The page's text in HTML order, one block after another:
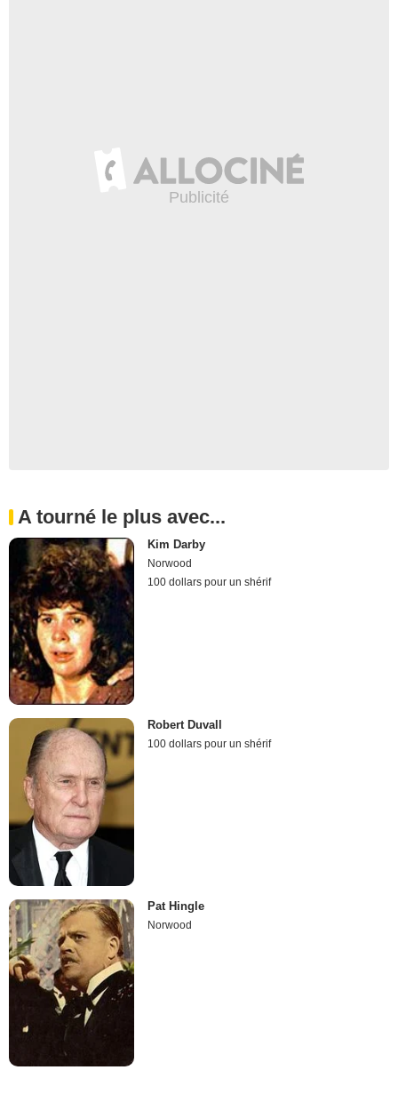
A tourné le plus avec...
Kim Darby
Norwood
100 dollars pour un shérif
Robert Duvall
100 dollars pour un shérif
Pat Hingle
Norwood